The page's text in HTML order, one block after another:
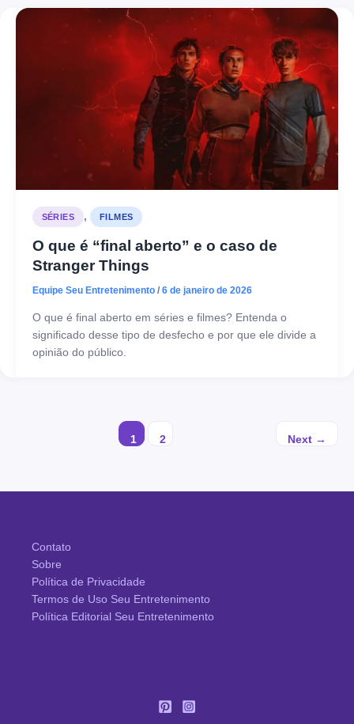
SÉRIES , FILMES
O que é “final aberto” e o caso de
Stranger Things
Equipe Seu Entretenimento / 6 de janeiro de 2026
O que é final aberto em séries e filmes? Entenda o
significado desse tipo de desfecho e por que ele divide a
opinião do público.
1 2 Next →
Contato
Sobre
Política de Privacidade
Termos de Uso Seu Entretenimento
Política Editorial Seu Entretenimento